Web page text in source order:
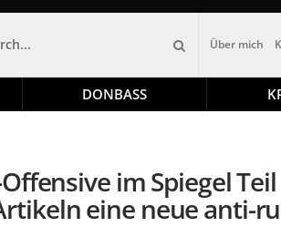
Über mich
DONBASS
im Spiegel
eine neue anti-